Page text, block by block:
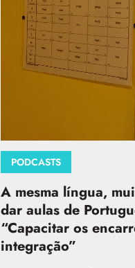
PODCASTS
A mesma língua,
dar aulas de
“Capacitar os
integração”